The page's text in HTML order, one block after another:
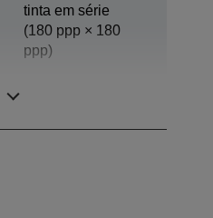
tinta em série
(180 ppp × 180
ppp)